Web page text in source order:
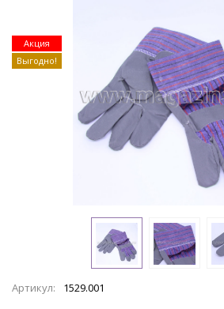
Акция
Выгодно!
Артикул: 1529.001